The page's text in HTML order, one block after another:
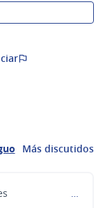
Más discutidos